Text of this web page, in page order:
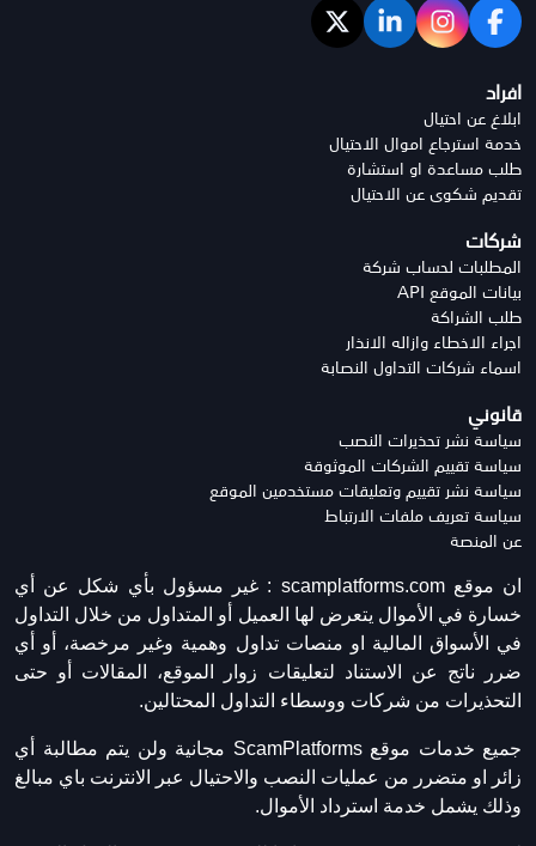
افراد
ابلاغ عن احتيال
خدمة استرجاع اموال الاحتيال
طلب مساعدة او استشارة
تقديم شكوى عن الاحتيال
شركات
المطلبات لحساب شركة
بيانات الموقع API
طلب الشراكة
اجراء الاخطاء وازاله الانذار
اسماء شركات التداول النصابة
قانوني
سياسة نشر تحذيرات النصب
سياسة تقييم الشركات الموثوقة
سياسة نشر تقييم وتعليقات مستخدمين الموقع
سياسة تعريف ملفات الارتباط
عن المنصة
ان موقع scamplatforms.com :
غير مسؤول بأي شكل عن أي
خسارة في الأموال يتعرض لها العميل أو المتداول من خلال التداول
في الأسواق المالية او منصات تداول وهمية وغير مرخصة، أو أي
ضرر ناتج عن الاستناد لتعليقات زوار الموقع، المقالات أو حتى
التحذيرات من شركات ووسطاء التداول المحتالين.
جميع خدمات موقع ScamPlatforms مجانية ولن يتم مطالبة أي
زائر او متضرر من عمليات النصب والاحتيال عبر الانترنت باي مبالغ
وذلك يشمل خدمة استرداد الأموال.